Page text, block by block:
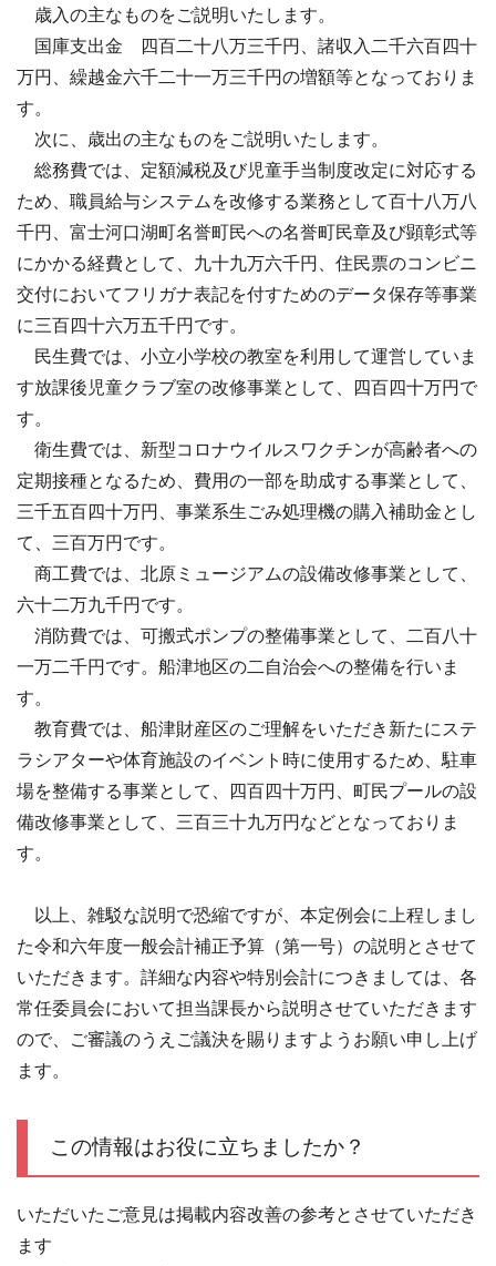
歳入の主なものをご説明いたします。
国庫支出金 四百二十八万三千円、諸収入二千六百四十
万円、繰越金六千二十一万三千円の増額等となっておりま
す。
次に、歳出の主なものをご説明いたします。
総務費では、定額減税及び児童手当制度改定に対応する
ため、職員給与システムを改修する業務として百十八万八
千円、富士河口湖町名誉町民への名誉町民章及び顕彰式等
にかかる経費として、九十九万六千円、住民票のコンビニ
交付においてフリガナ表記を付すためのデータ保存等事業
に三百四十六万五千円です。
民生費では、小立小学校の教室を利用して運営していま
す放課後児童クラブ室の改修事業として、四百四十万円で
す。
衛生費では、新型コロナウイルスワクチンが高齢者への
定期接種となるため、費用の一部を助成する事業として、
三千五百四十万円、事業系生ごみ処理機の購入補助金とし
て、三百万円です。
商工費では、北原ミュージアムの設備改修事業として、
六十二万九千円です。
消防費では、可搬式ポンプの整備事業として、二百八十
一万二千円です。船津地区の二自治会への整備を行いま
す。
教育費では、船津財産区のご理解をいただき新たにステ
ラシアターや体育施設のイベント時に使用するため、駐車
場を整備する事業として、四百四十万円、町民プールの設
備改修事業として、三百三十九万円などとなっておりま
す。
以上、雑駁な説明で恐縮ですが、本定例会に上程しまし
た令和六年度一般会計補正予算（第一号）の説明とさせて
いただきます。詳細な内容や特別会計につきましては、各
常任委員会において担当課長から説明させていただきます
ので、ご審議のうえご議決を賜りますようお願い申し上げ
ます。
この情報はお役に立ちましたか？
いただいたご意見は掲載内容改善の参考とさせていただき
ます